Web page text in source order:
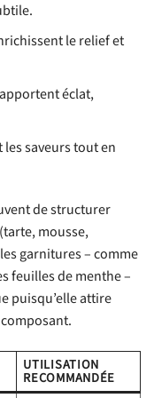
le relief et
éclat,
saveurs tout en
de structurer
mousse,
garnitures – comme
feuilles de menthe –
puisqu’elle attire
UTILISATION
RECOMMANDÉE